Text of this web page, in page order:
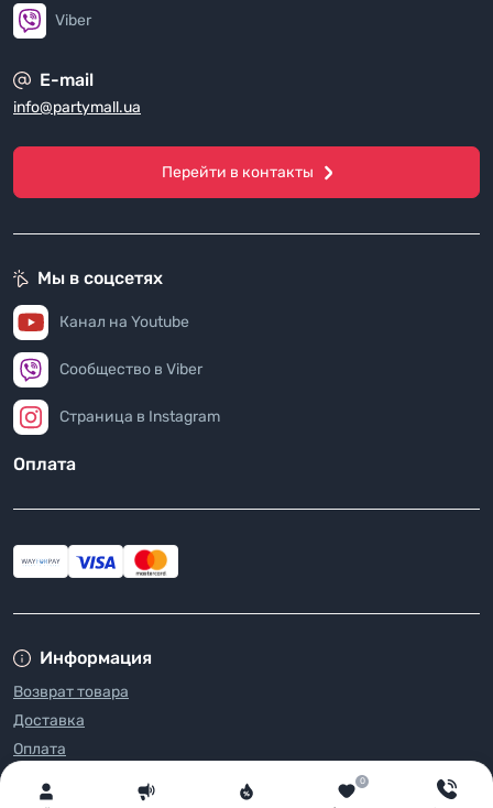
0
Viber
E-mail
info@partymall.ua
Перейти в контакты
Информация
Возврат товара
Доставка
Оплата
Мы в соцсетях
Канал на Youtube
Сообщество в Viber
Страница в Instagram
Оплата